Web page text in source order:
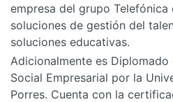
empresa del grupo
soluciones de gestión del
soluciones educativas.
Adicionalmente es Diplomado
Social Empresarial por la
Porres. Cuenta con la